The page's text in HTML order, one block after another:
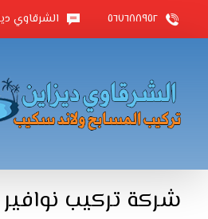
٥٦٧٦٨٨٩٥٢ الشرقاوي
شركة تركيب نوافير